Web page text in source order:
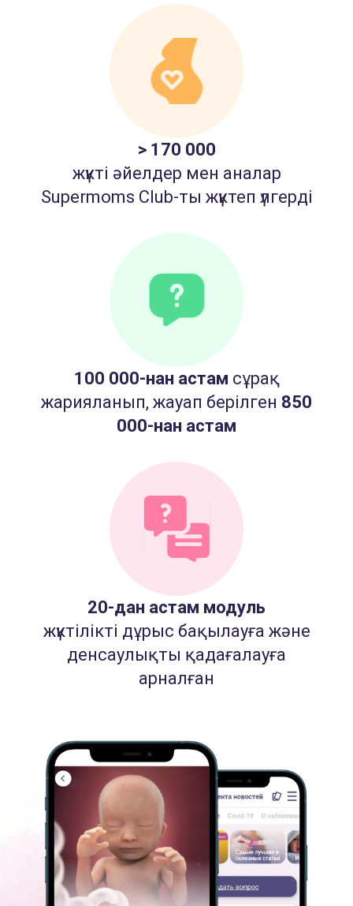
> 170 000
жүкті әйелдер мен аналар
Supermoms Club-ты жүктеп үлгерді
100 000-нан астам сұрақ
жарияланып, жауап берілген 850
000-нан астам
20-дан астам модуль
жүктілікті дұрыс бақылауға және
денсаулықты қадағалауға
арналған